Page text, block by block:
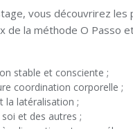
vous découvrirez les
de la méthode O Passo
stable et consciente ;
coordination corporelle ;
la latéralisation ;
soi et des autres ;